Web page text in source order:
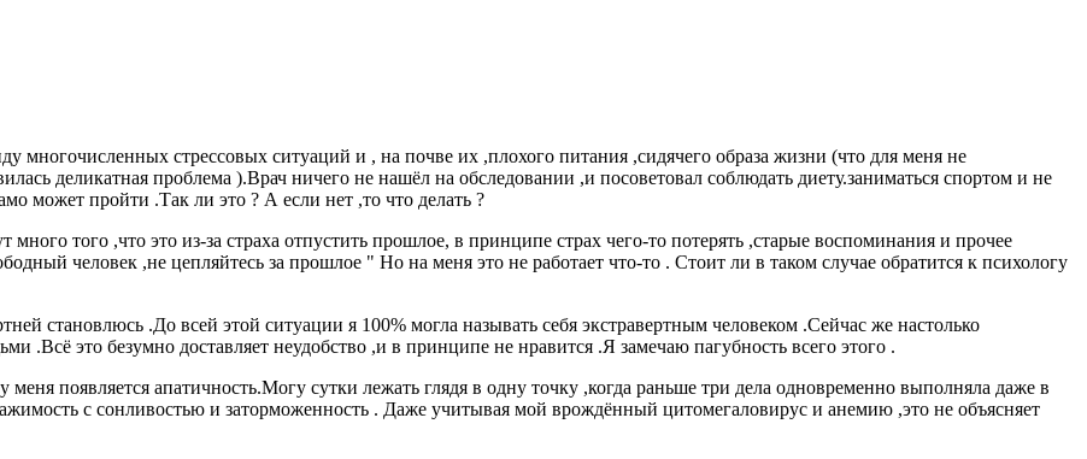
многочисленных стрессовых ситуаций и , на почве их ,плохого питания ,сидячего образа жизни (что для меня не
деликатная проблема ).Врач ничего не нашёл на обследовании ,и посоветовал соблюдать диету.заниматься спортом и не
может пройти .Так ли это ? А если нет ,то что делать ?
того ,что это из-за страха отпустить прошлое, в принципе страх чего-то потерять ,старые воспоминания и прочее
человек ,не цепляйтесь за прошлое " Но на меня это не работает что-то . Стоит ли в таком случае обратится к психологу
становлюсь .До всей этой ситуации я 100% могла называть себя экстравертным человеком .Сейчас же настолько
.Всё это безумно доставляет неудобство ,и в принципе не нравится .Я замечаю пагубность всего этого .
появляется апатичность.Могу сутки лежать глядя в одну точку ,когда раньше три дела одновременно выполняла даже в
с сонливостью и заторможенность . Даже учитывая мой врождённый цитомегаловирус и анемию ,это не объясняет